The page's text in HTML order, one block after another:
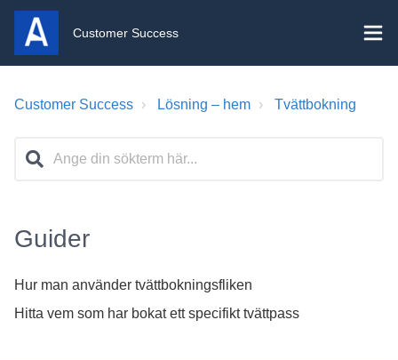
Customer Success
Customer Success Lösning – hem Tvättbokning
Guider
Hur man använder tvättbokningsfliken
Hitta vem som har bokat ett specifikt tvättpass